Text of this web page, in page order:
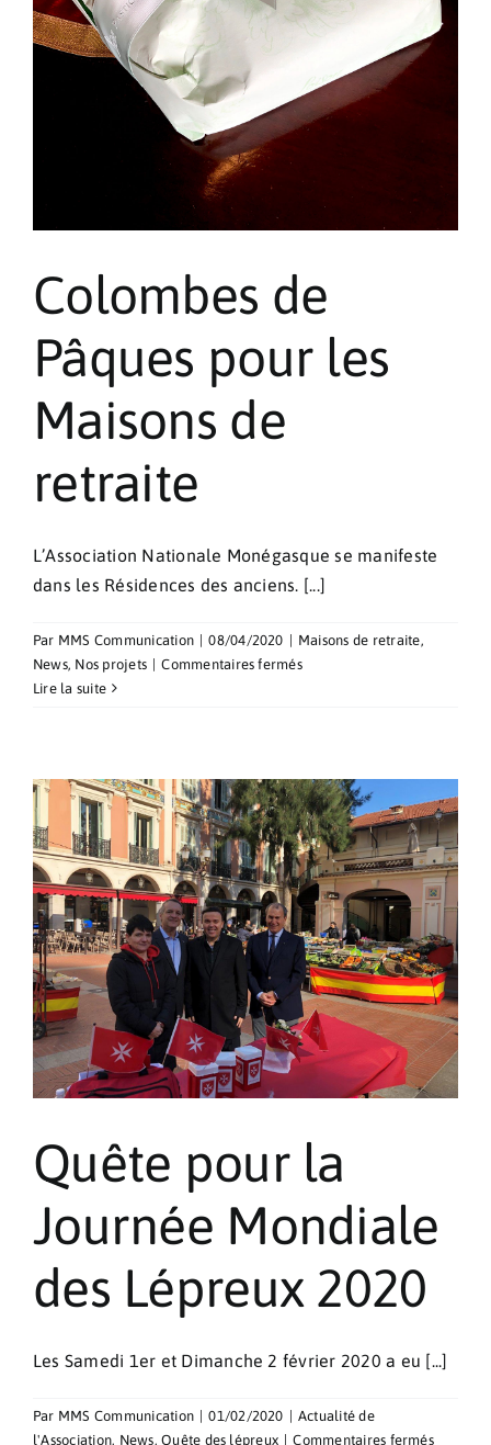
Colombes de
Pâques pour les
Maisons de
retraite
L’Association Nationale Monégasque se manifeste
dans les Résidences des anciens. [...]
Par MMS Communication | 08/04/2020 | Maisons de retraite,
News, Nos projets | Commentaires ferméssur
les
Maisons
de
retraite
Lire la suite
Quête pour la
Journée Mondiale
des Lépreux 2020
Les Samedi 1er et Dimanche 2 février 2020 a eu [...]
Par MMS Communication | 01/02/2020 | Actualité de
l'Association, News,Quête des lépreux | Commentaires ferméssur